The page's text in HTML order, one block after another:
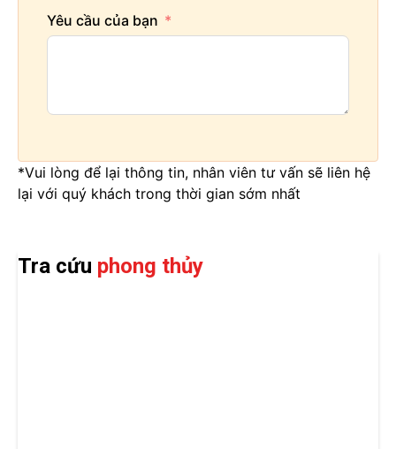
Yêu cầu của bạn
*Vui lòng để lại thông tin, nhân viên tư vấn sẽ liên hệ
lại với quý khách trong thời gian sớm nhất
Tra cứu phong thủy